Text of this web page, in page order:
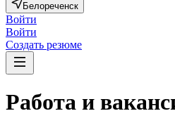
Белореченск
Войти
Войти
Создать резюме
Работа и